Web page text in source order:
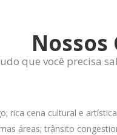
Nossos
que você precisa
rica cena cultural e
áreas; trânsito